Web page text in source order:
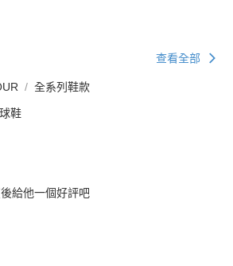
查看全部
全系列鞋款
鞋
給他一個好評吧